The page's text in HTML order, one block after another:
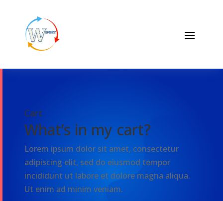
Cart
What’s in my cart?
Lorem ipsum dolor sit amet, consectetur
adipiscing elit, sed do eiusmod tempor
incididunt ut labore et dolore magna aliqua.
Ut enim ad minim veniam.